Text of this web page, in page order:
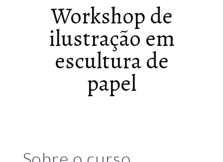
Workshop de
ilustração em
escultura de
papel